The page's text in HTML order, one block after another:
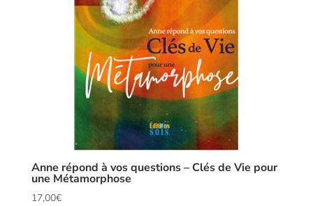
Anne répond à vos questions – Clés de Vie pour
une Métamorphose
17,00€